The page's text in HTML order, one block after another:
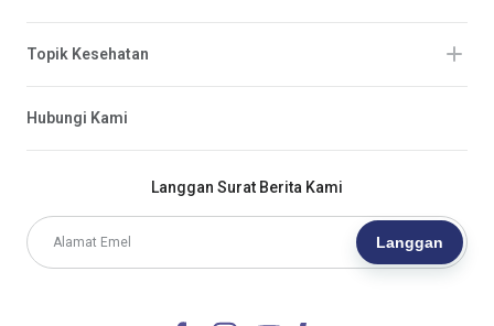
Langgan Surat Berita Kami
Langgan
Topik Kesehatan
Hubungi Kami